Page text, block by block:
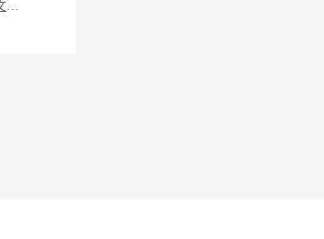
如何降低论文查重？论文前言也算查重吗？